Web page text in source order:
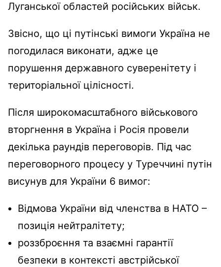
Луганської областей російських військ.
Звісно, що ці путінські вимоги Україна не
погодилася виконати, адже це
порушення державного суверенітету і
територіальної цілісності.
Після широкомасштабного військового
вторгнення в Україна і Росія провели
декілька раундів переговорів. Під час
переговорного процесу у Туреччині путін
висунув для України 6 вимог:
Відмова України від членства в НАТО –
позиція нейтралітету;
роззброєння та взаємні гарантії
безпеки в контексті австрійської